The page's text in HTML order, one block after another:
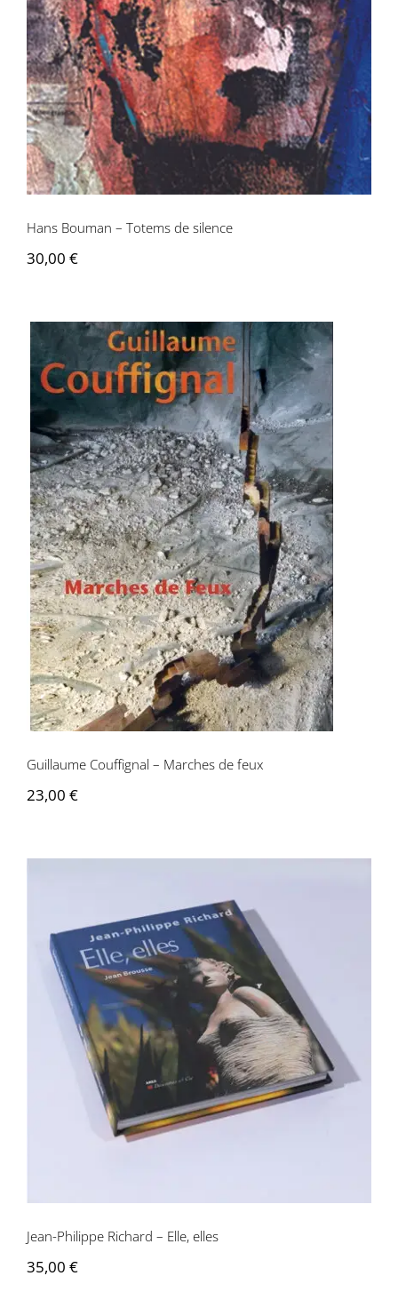
Hans Bouman – Totems de silence
30,00 €
Guillaume Couffignal – Marches de feux
Guillaume Couffignal – Marches de feux
23,00 €
Jean-Philippe Richard – Elle, elles
Jean-Philippe Richard – Elle, elles
35,00 €